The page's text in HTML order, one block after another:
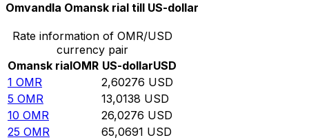
Omvandla Omansk rial till US-dollar
Rate information of OMR/USD
currency pair
Omansk rialOMR US-dollarUSD
1 OMR 2,60276 USD
5 OMR 13,0138 USD
10 OMR 26,0276 USD
25 OMR 65,0691 USD